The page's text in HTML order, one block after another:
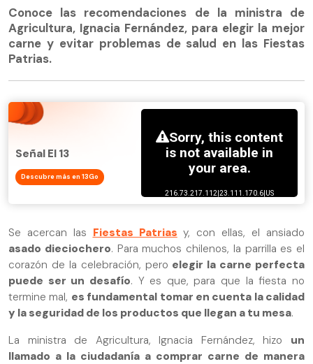
Conoce las recomendaciones de la ministra de
Agricultura, Ignacia Fernández, para elegir la mejor
carne y evitar problemas de salud en las Fiestas
Patrias.
Señal El 13
Descubre más en 13Go
Se acercan las Fiestas Patrias y, con ellas, el ansiado
asado dieciochero. Para muchos chilenos, la parrilla es el
corazón de la celebración, pero elegir la carne perfecta
puede ser un desafío. Y es que, para que la fiesta no
termine mal, es fundamental tomar en cuenta la calidad
y la seguridad de los productos que llegan a tu mesa.
La ministra de Agricultura, Ignacia Fernández, hizo un
llamado a la ciudadanía a comprar carne de manera